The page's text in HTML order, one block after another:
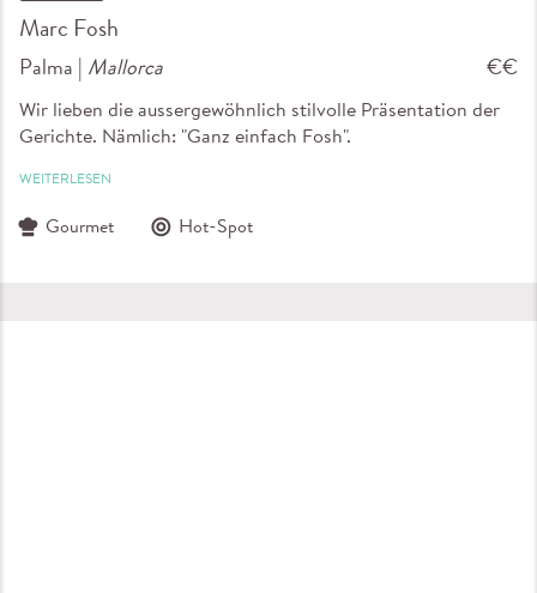
Marc Fosh
Palma | Mallorca €€
Wir lieben die aussergewöhnlich stilvolle Präsentation der
Gerichte. Nämlich: "Ganz einfach Fosh".
WEITERLESEN
Gourmet Hot-Spot